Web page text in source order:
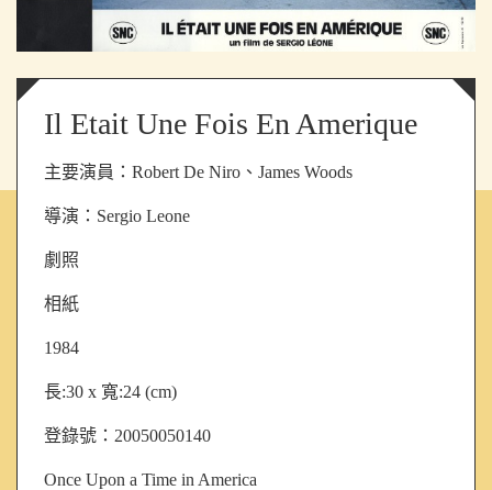
Il Etait Une Fois En Amerique
主要演員： Robert De Niro、James Woods
導演： Sergio Leone
劇照
相紙
1984
長:30 x 寬:24 (cm)
登錄號：20050050140
Once Upon a Time in America